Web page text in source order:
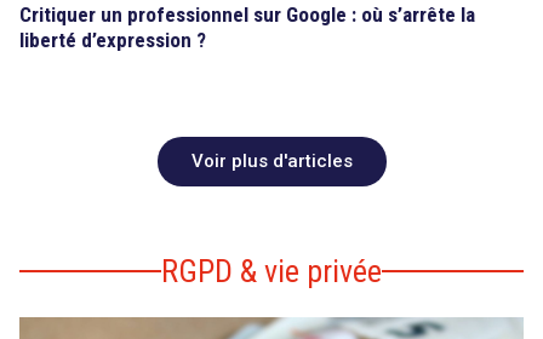
Critiquer un professionnel sur Google : où s’arrête la
liberté d’expression ?
Voir plus d'articles
RGPD & vie privée